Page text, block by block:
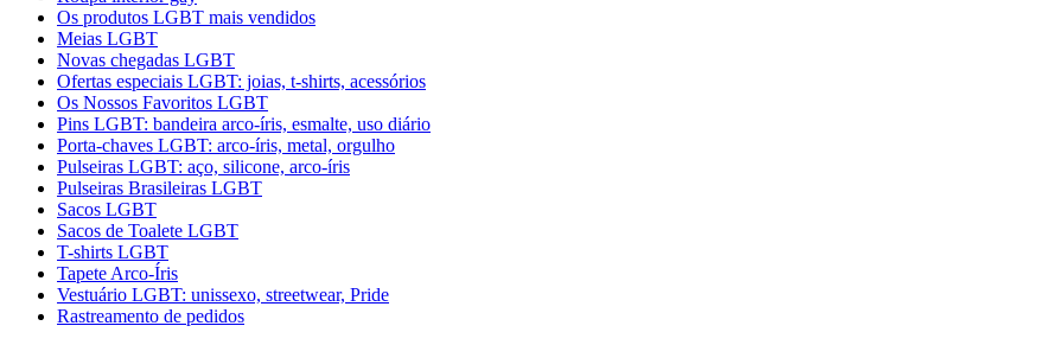
Os produtos LGBT mais vendidos
Meias LGBT
Novas chegadas LGBT
Ofertas especiais LGBT: joias, t-shirts, acessórios
Os Nossos Favoritos LGBT
Pins LGBT: bandeira arco-íris, esmalte, uso diário
Porta-chaves LGBT: arco-íris, metal, orgulho
Pulseiras LGBT: aço, silicone, arco-íris
Pulseiras Brasileiras LGBT
Sacos LGBT
Sacos de Toalete LGBT
T-shirts LGBT
Tapete Arco-Íris
Vestuário LGBT: unissexo, streetwear, Pride
Rastreamento de pedidos